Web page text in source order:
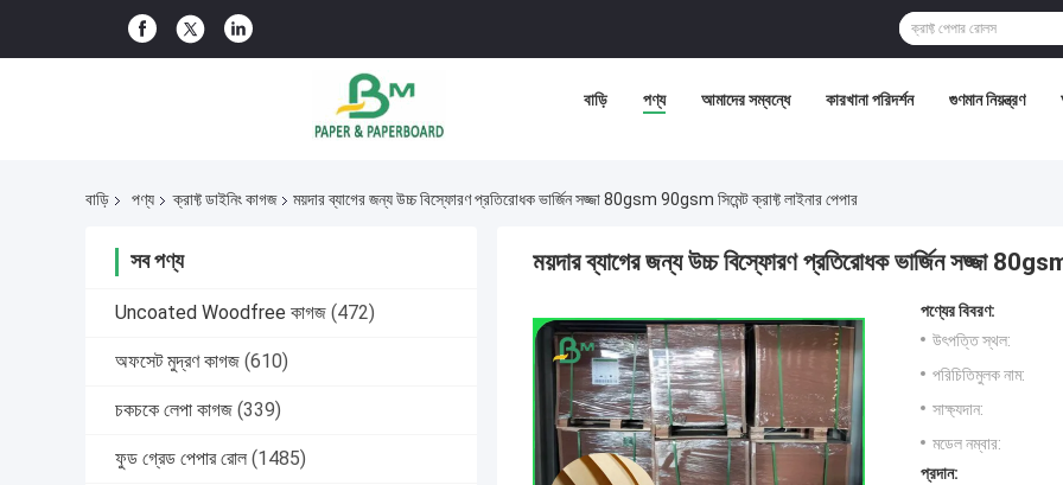
বাড়ি পণ্য আমাদের সম্বন্ধে কারখানা পরিদর্শন গুণমান নিয়ন্ত্রণ
বাড়ি পণ্য ক্রাফ্ট ডাইনিং কাগজ ময়দার ব্যাগের জন্য উচ্চ বিস্ফোরণ প্রতিরোধক ভার্জিন সজ্জা 80gsm 90gsm সিমেন্ট ক্রাফ্ট লাইনার পেপার
সব পণ্য
Uncoated Woodfree কাগজ (472)
অফসেট মুদ্রণ কাগজ (610)
চকচকে লেপা কাগজ (339)
ফুড গ্রেড পেপার রোল (1485)
ময়দার ব্যাগের জন্য উচ্চ বিস্ফোরণ প্রতিরোধক ভার্জিন সজ্জা
পণ্যের বিবরণ:
উৎপত্তি স্থল:
পরিচিতিমুলক নাম:
সাক্ষ্যদান:
মডেল নম্বার:
প্রদান: